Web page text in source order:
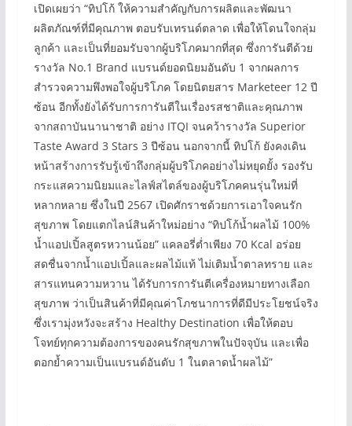
เปิดเผยว่า “ทิปโก้ ให้ความสำคัญกับการผลิตและพัฒนา
ผลิตภัณฑ์ที่มีคุณภาพ ตอบรับเทรนด์ตลาด เพื่อให้โดนใจกลุ่ม
ลูกค้า และเป็นที่ยอมรับจากผู้บริโภคมากที่สุด ซึ่งการันตีด้วย
รางวัล No.1 Brand แบรนด์ยอดนิยมอันดับ 1 จากผลการ
สำรวจความพึงพอใจผู้บริโภค โดยนิตยสาร Marketeer 12 ปี
ซ้อน อีกทั้งยังได้รับการการันตีในเรื่องรสชาติและคุณภาพ
จากสถาบันนานาชาติ อย่าง ITQI จนคว้ารางวัล Superior
Taste Award 3 Stars 3 ปีซ้อน นอกจากนี้ ทิปโก้ ยังคงเดิน
หน้าสร้างการรับรู้เข้าถึงกลุ่มผู้บริโภคอย่างไม่หยุดยั้ง รองรับ
กระแสความนิยมและไลฟ์สไตล์ของผู้บริโภคคนรุ่นใหม่ที่
หลากหลาย ซึ่งในปี 2567 เปิดศักราชด้วยการเอาใจคนรัก
สุขภาพ โดยแตกไลน์สินค้าใหม่อย่าง “ทิปโก้น้ำผลไม้ 100%
น้ำแอปเปิ้ลสูตรหวานน้อย” แคลอรี่ต่ำเพียง 70 Kcal อร่อย
สดชื่นจากน้ำแอปเปิ้ลและผลไม้แท้ ไม่เติมน้ำตาลทราย และ
สารแทนความหวาน ได้รับการการันตีเครื่องหมายทางเลือก
สุขภาพ ว่าเป็นสินค้าที่มีคุณค่าโภชนาการที่ดีมีประโยชน์จริง
ซึ่งเรามุ่งหวังจะสร้าง Healthy Destination เพื่อให้ตอบ
โจทย์ทุกความต้องการของคนรักสุขภาพในปัจจุบัน และเพื่อ
ตอกย้ำความเป็นแบรนด์อันดับ 1 ในตลาดน้ำผลไม้”